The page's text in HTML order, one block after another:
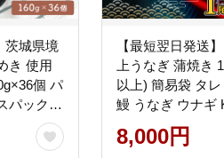
茨城県境
き 使用
個 パ
パック
【最短翌日発送
上うなぎ 蒲焼き
以上) 簡易袋 タレ
鰻 うなぎ ウナギ
8,000円